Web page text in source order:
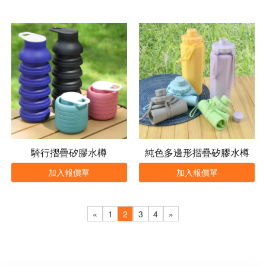
騎行摺疊矽膠水樽
加入報價單
純色多邊形摺疊矽膠水樽
加入報價單
« 1 2 3 4 »